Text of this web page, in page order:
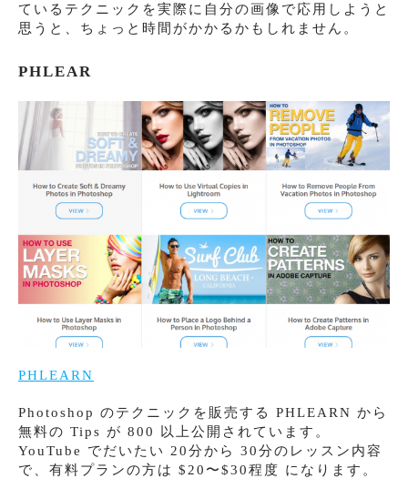
ているテクニックを実際に自分の画像で応用しようと
思うと、ちょっと時間がかかるかもしれません。
PHLEAR
PHLEARN
Photoshop のテクニックを販売する PHLEARN から
無料の Tips が 800 以上公開されています。
YouTube でだいたい 20分から 30分のレッスン内容
で、有料プランの方は $20〜$30程度 になります。